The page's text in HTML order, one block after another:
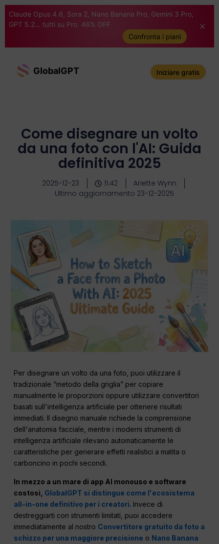
Claude Opus 4.6, Sora 2, Nano Banana Pro, Gemini 3 Pro,
GPT 5.2... tutti su Pro. 46% OFF
Confronta i piani
GlobalGPT Iniziare gratis
Come disegnare un volto
da una foto con l'AI: Guida
definitiva 2025
2025-12-23 11:42
Ariette Wynn
Ultimo aggiornamento 23-12-2025
Per disegnare un volto da una foto, puoi utilizzare il
tradizionale “metodo della griglia” per copiare
manualmente le proporzioni oppure utilizzare convertitori
basati sull'intelligenza artificiale per ottenere risultati
immediati. Il disegno manuale richiede la comprensione
dell'anatomia facciale, mentre i moderni strumenti di
intelligenza artificiale rilevano automaticamente le
caratteristiche per generare effetti realistici a matita o
carboncino in pochi secondi.
In mezzo a un mare di app AI monouso e software
costosi, GlobalGPT si distingue come l'ecosistema
all-in-one definitivo per i creatori. Invece di
destreggiarti con strumenti limitati, puoi accedere
immediatamente al nostro Convertitore gratuito da foto a
schizzo per una maggiore precisione o Nano Banana